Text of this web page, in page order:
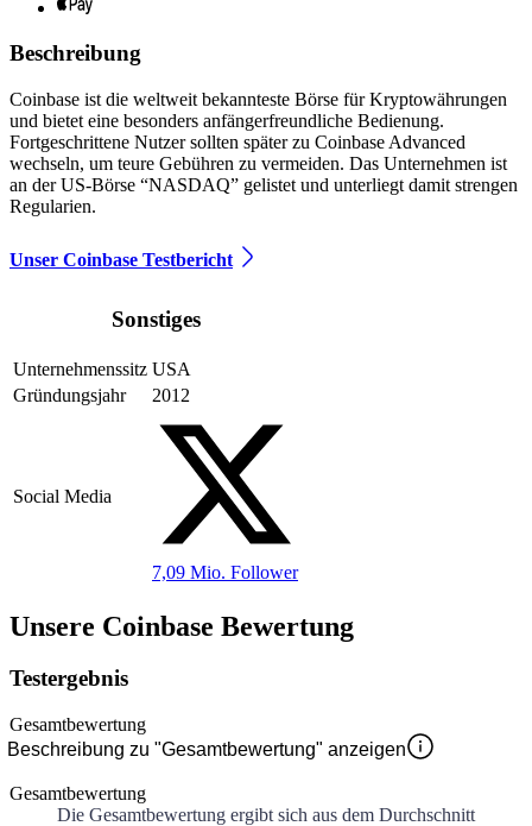
Beschreibung
Coinbase ist die weltweit bekannteste Börse für Kryptowährungen
und bietet eine besonders anfängerfreundliche Bedienung.
Fortgeschrittene Nutzer sollten später zu Coinbase Advanced
wechseln, um teure Gebühren zu vermeiden. Das Unternehmen ist
an der US-Börse “NASDAQ” gelistet und unterliegt damit strengen
Regularien.
Unser Coinbase Testbericht
Sonstiges
Unternehmenssitz USA
Gründungsjahr
2012
Social Media
7,09 Mio. Follower
Unsere Coinbase Bewertung
Testergebnis
Gesamtbewertung
Beschreibung zu "Gesamtbewertung" anzeigen
Gesamtbewertung
Die Gesamtbewertung ergibt sich aus dem Durchschnitt